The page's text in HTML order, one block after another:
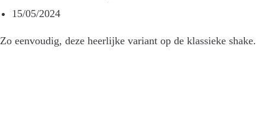
15/05/2024
Zo eenvoudig, deze heerlijke variant op de klassieke shake.